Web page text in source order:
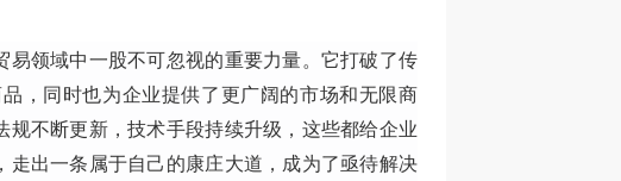
领域中一股不可忽视的重要力量。它打破了传
，同时也为企业提供了更广阔的市场和无限商
不断更新，技术手段持续升级，这些都给企业
出一条属于自己的康庄大道，成为了亟待解决